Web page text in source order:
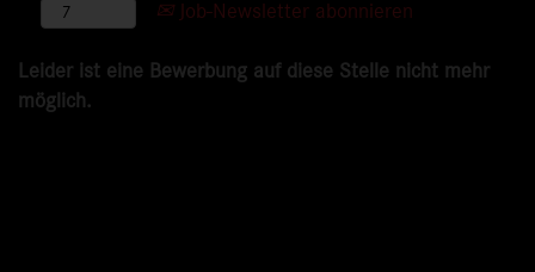
Job-Newsletter abonnieren
Leider ist eine Bewerbung auf diese Stelle nicht mehr
möglich.